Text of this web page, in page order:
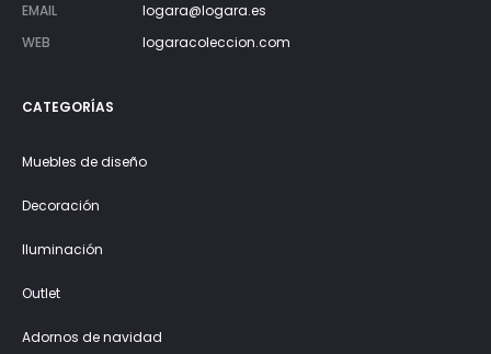
EMAIL
logara@logara.es
WEB
logaracoleccion.com
CATEGORÍAS
Muebles de diseño
Decoración
Iluminación
Outlet
Adornos de navidad